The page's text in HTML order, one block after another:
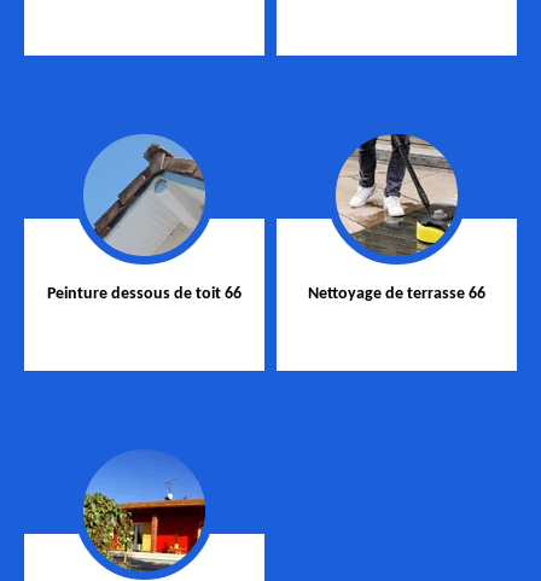
Peinture dessous de toit 66 Nettoyage de terrasse 66